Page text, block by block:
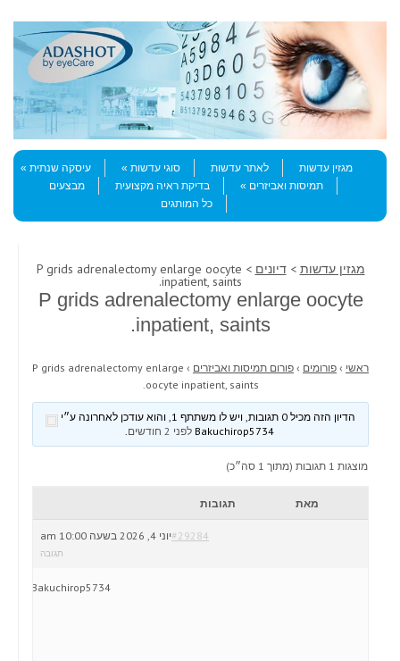
Menu
Skip to content
מגזין עדשות
לאתר עדשות סוגי עדשות
עיסקה שנתית
תמיסות ואביזרים
בדיקת ראיה מקצועית
מבצעים
כל המותגים
מגזין עדשות >דיונים > P grids adrenalectomy enlarge oocyte
inpatient, saints.
P grids adrenalectomy enlarge oocyte
inpatient, saints.
ראשי › פורומים › פורום תמיסות ואביזרים ›
P grids adrenalectomy enlarge
oocyte inpatient, saints.
הדיון הזה מכיל 0 תגובות, ויש לו משתתף 1, והוא עודכן לאחרונה ע״י
Bakuchirop5734
לפני 2 חודשים .
מוצגות 1 תגובות (מתוך 1 סה״כ)
מאת תגובות
יוני 4, 2026 בשעה 10:00 am#29284
תגובה
Bakuchirop5734